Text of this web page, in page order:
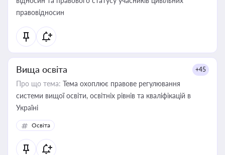
правовідносин
Вища освіта +45
Про що тема: Тема охоплює правове регулювання
системи вищої освіти, освітніх рівнів та кваліфікацій в
Україні
Освіта